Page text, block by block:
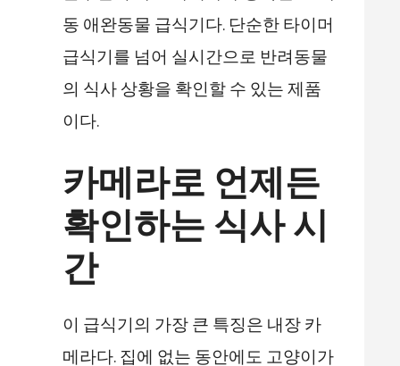
동 애완동물 급식기다. 단순한 타이머
급식기를 넘어 실시간으로 반려동물
의 식사 상황을 확인할 수 있는 제품
이다.
카메라로 언제든
확인하는 식사 시
간
이 급식기의 가장 큰 특징은 내장 카
메라다. 집에 없는 동안에도 고양이가